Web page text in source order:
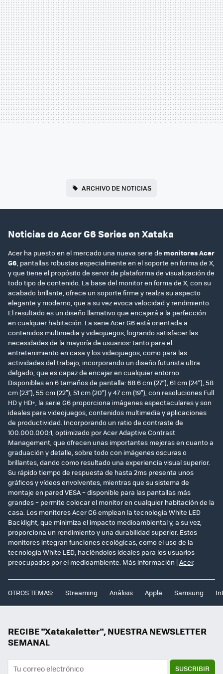
ARCHIVO DE NOTICIAS
Noticias de Acer G6 Series en Xataka
Acer ha puesto en el mercado una nueva serie de monitores Acer
G6, pantallas robustas especialmente en el soporte en forma de X,
y que tiene el propósito de servir de plataforma de visualización de
todo tipo de contenido. La base del monitor en forma de X, con su
acabado brillante, ofrece un soporte firme y realza su aspecto
elegante y moderno, que a su vez evoca velocidad y rendimiento.
El resultado es un diseño llamativo que encajará a la perfección
en cualquier habitación. La serie Acer G6 está orientada a
contenidos multimedia y videojuegos, logrando satisfacer las
necesidades de la mayoría de usuarios: tanto para el
entretenimiento en casa y los videojuegos, como para las
actividades del trabajo, incorporando un diseño futurista ultra
delgado, que es capaz de encajar en cualquier entorno.
Disponibles en 6 tamaños de pantalla: 68.6 cm (27”), 61 cm (24”), 58
cm (23”), 55 cm (22”), 51 cm (20”) y 47 cm (19”), con resoluciones Full
HD y HD+, la serie G6 proporciona imágenes espectaculares y son
ideales para videojuegos, contenidos multimedia y aplicaciones
de productividad. Incorporando un ratio de contraste de
100.000.000:1, optimizado por Acer Adaptive Contrast
Management, que ofrecen unas importantes mejoras en cuanto a
graduación y detalle, sobre todo con imágenes oscuras o
brillantes, dando como resultado una experiencia visual superior.
Su rápido tiempo de respuesta de hasta 2ms presenta unos
gráficos y vídeos envolventes, mientras que su sistema de
montaje en pared VESA – disponible para las pantallas más
grandes – permite colocar el monitor en cualquier habitación de la
casa. Los monitores Acer G6 emplean la tecnología White LED
Backlight, que minimiza el impacto medioambiental y, a su vez,
proporciona un rendimiento y una durabilidad superior. Estos
monitores integran funciones ecológicas, como el uso de la
tecnología White LED, haciéndolos ideales para los usuarios
preocupados por el medioambiente. Más información |Acer.
OTROS TEMAS: Streaming Análisis Apple Samsung
RECIBE "Xatakaletter", NUESTRA NEWSLETTER
SEMANAL
SUSCRIBIR